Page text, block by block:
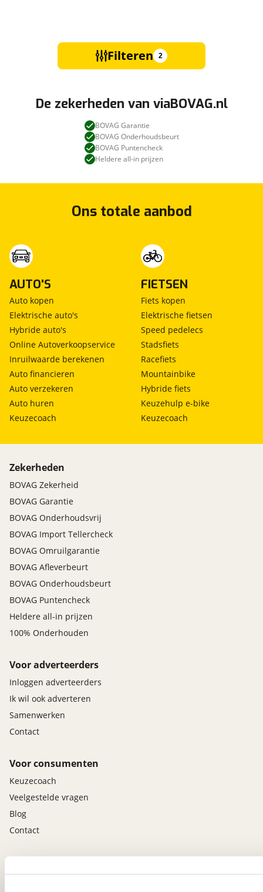
Filteren 2
De zekerheden van viaBOVAG.nl
BOVAG Garantie
BOVAG Onderhoudsbeurt
BOVAG Puntencheck
Heldere all-in prijzen
Ons totale aanbod
AUTO'S
Auto kopen
Elektrische auto's
Hybride auto's
Online Autoverkoopservice
Inruilwaarde berekenen
Auto financieren
Auto verzekeren
Auto huren
Keuzecoach
FIETSEN
Fiets kopen
Elektrische fietsen
Speed pedelecs
Stadsfiets
Racefiets
Mountainbike
Hybride fiets
Keuzehulp e-bike
Keuzecoach
Zekerheden
BOVAG Zekerheid
BOVAG Garantie
BOVAG Onderhoudsvrij
BOVAG Import Tellercheck
BOVAG Omruilgarantie
BOVAG Afleverbeurt
BOVAG Onderhoudsbeurt
BOVAG Puntencheck
Heldere all-in prijzen
100% Onderhouden
Voor adverteerders
Inloggen adverteerders
Ik wil ook adverteren
Samenwerken
Contact
Voor consumenten
Keuzecoach
Veelgestelde vragen
Blog
Contact